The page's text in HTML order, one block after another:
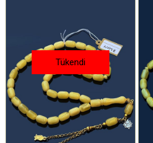
Tükendi